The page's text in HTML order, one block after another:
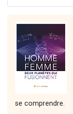
se comprendre.